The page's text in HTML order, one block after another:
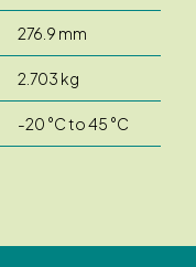
276.9 mm
2.703 kg
-20 °C to 45 °C